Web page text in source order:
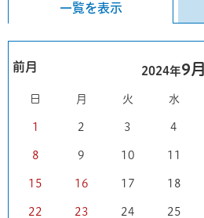
一覧を表示
前月 2024年9月
日 月 火 水
1 2 3 4
8 9 10 11
15 16 17 18
22 23 24 25